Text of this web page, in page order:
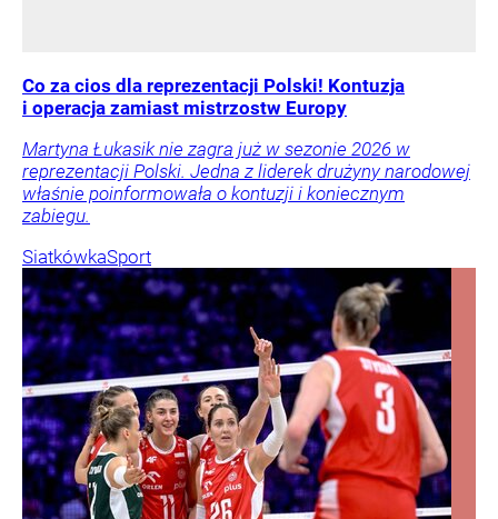
Co za cios dla reprezentacji Polski! Kontuzja
i operacja zamiast mistrzostw Europy
Martyna Łukasik nie zagra już w sezonie 2026 w
reprezentacji Polski. Jedna z liderek drużyny narodowej
właśnie poinformowała o kontuzji i koniecznym
zabiegu.
SiatkówkaSport